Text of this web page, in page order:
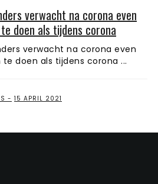
verwacht na corona even
doen als tijdens corona
verwacht na corona even
doen als tijdens corona ...
15 APRIL 2021